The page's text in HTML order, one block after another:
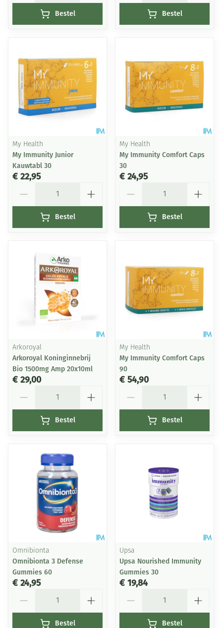
Bestel Bestel
My Health
My Immunity Junior
Kauwtabl 30
€ 22,95
Bestel
My Health
My Immunity Comfort Caps
30
€ 24,95
Bestel
Arkoroyal
Arkoroyal Koninginnebrij
Bio 1500mg Amp 20x10ml
€ 29,00
Bestel
My Health
My Immunity Comfort Caps
90
€ 54,90
Bestel
Omnibionta
Omnibionta 3 Defense
Gummies 60
€ 24,95
Bestel
Upsa
Upsa Nourished Immunity
Gummies 30
€ 19,84
Bestel